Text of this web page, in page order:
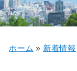
ホーム » 新着情報